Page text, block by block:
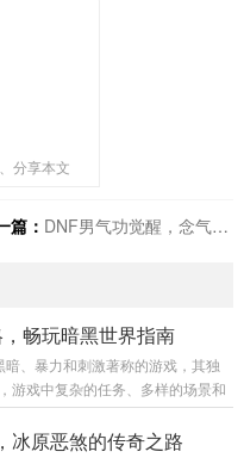
分享本文
篇： DNF男气功觉醒，念气之力巅峰绽放
畅玩暗黑世界指南
暗、暴力和刺激著称的游戏，其独
游戏中复杂的任务、多样的场景和
家感到困惑，本文将为大家带来一
家顺利通关,深入体验这款游戏的魅
冰原恶煞的传奇之路